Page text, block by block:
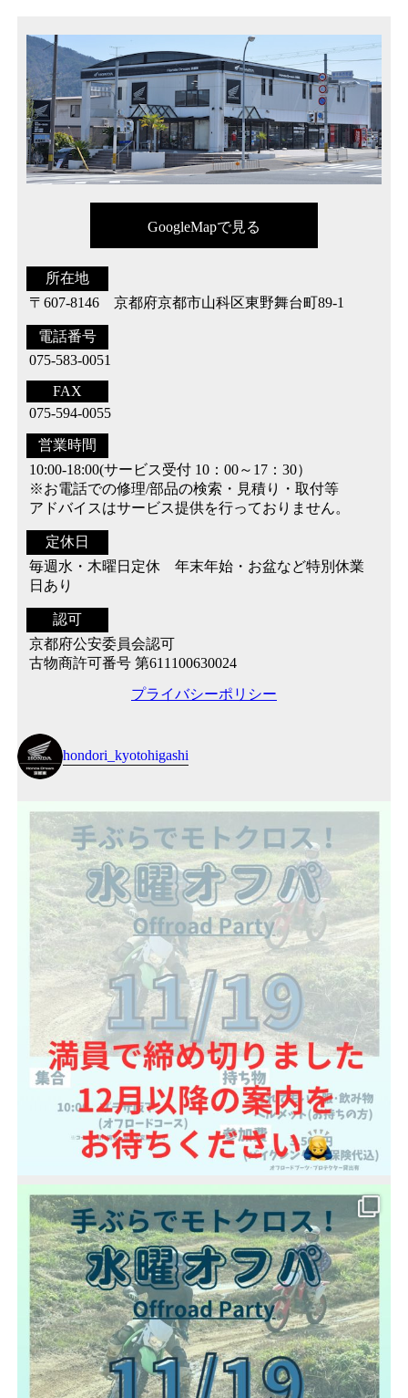
GoogleMapで見る
所在地
〒607-8146 京都府京都市山科区東野舞台町89-1
電話番号
075-583-0051
FAX
075-594-0055
営業時間
10:00-18:00(サービス受付 10：00～17：30）
※お電話での修理/部品の検索・見積り・取付等
アドバイスはサービス提供を行っておりません。
定休日
毎週水・木曜日定休 年末年始・お盆など特別休業
日あり
認可
京都府公安委員会認可
古物商許可番号 第611100630024
プライバシーポリシー
hondori_kyotohigashi